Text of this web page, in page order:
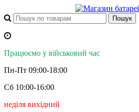
Працюємо у військовий час
Пн-Пт 09:00-18:00
Сб 10:00-16:00
неділя вихідний